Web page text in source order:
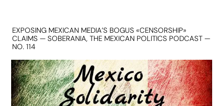
EXPOSING MEXICAN MEDIA’S BOGUS «CENSORSHIP»
CLAIMS — SOBERANIA, THE MEXICAN POLITICS PODCAST —
NO. 114